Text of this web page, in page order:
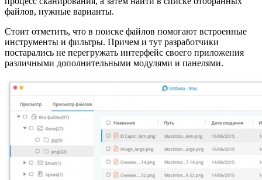
файлов, нужные варианты.
Стоит отметить, что в поиске файлов помогают встроенные
инструменты и фильтры. Причем и тут разработчики
постарались не перегружать интерфейс своего приложения
различными дополнительными модулями и панелями.